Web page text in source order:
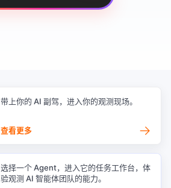
带上你的 AI 副驾，进入你的观测现场。
查看更多 →
选择一个 Agent，进入它的任务工作台，体
验观测 AI 智能体团队的能力。